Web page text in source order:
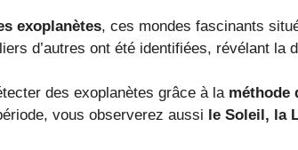
exoplanètes, ces mondes fascinants
d’autres ont été identifiées, révélant la
des exoplanètes grâce à la méthode
vous observerez aussi le Soleil, la